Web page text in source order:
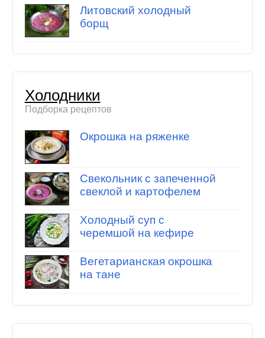
Литовский холодный
борщ
Холодники
Подборка рецептов
Окрошка на ряженке
Свекольник с запеченной
свеклой и картофелем
Холодный суп с
черемшой на кефире
Вегетарианская окрошка
на тане